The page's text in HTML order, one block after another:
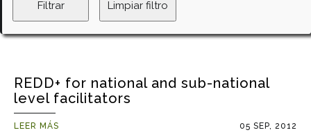
REDD+ for national and sub-national
level facilitators
LEER MÁS 05 SEP, 2012